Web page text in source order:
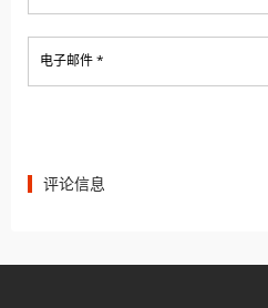
电子邮件 *
评论信息